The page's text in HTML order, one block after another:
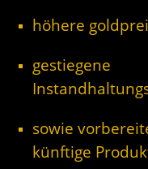
höhere
gestiegene
sowie
künftige